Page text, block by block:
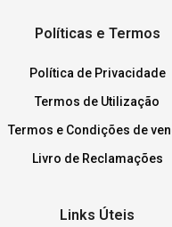
Políticas e Termos
Política de Privacidade
Termos de Utilização
Termos e Condições de
Livro de Reclamações
Links Úteis